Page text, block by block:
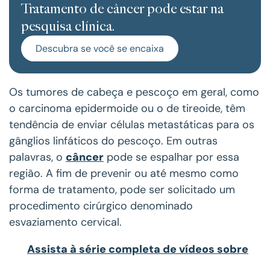
Tratamento de câncer pode estar na
pesquisa clínica.
Descubra se você se encaixa
Os tumores de cabeça e pescoço em geral, como
o carcinoma epidermoide ou o de tireoide, têm
tendência de enviar células metastáticas para os
gânglios linfáticos do pescoço. Em outras
palavras, o câncer pode se espalhar por essa
região. A fim de prevenir ou até mesmo como
forma de tratamento, pode ser solicitado um
procedimento cirúrgico denominado
esvaziamento cervical.
Assista à série completa de vídeos sobre